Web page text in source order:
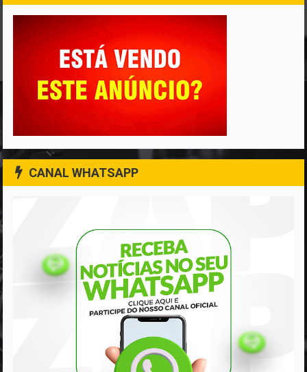
CANAL WHATSAPP